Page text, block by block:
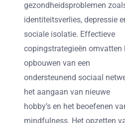
gezondheidsproblemen
identiteitsverlies, depressie
sociale isolatie. Effectieve
copingstrategieën omvatten
opbouwen van een
ondersteunend sociaal
het aangaan van nieuwe
hobby’s en het beoefenen
mindfulness. Het opzetten